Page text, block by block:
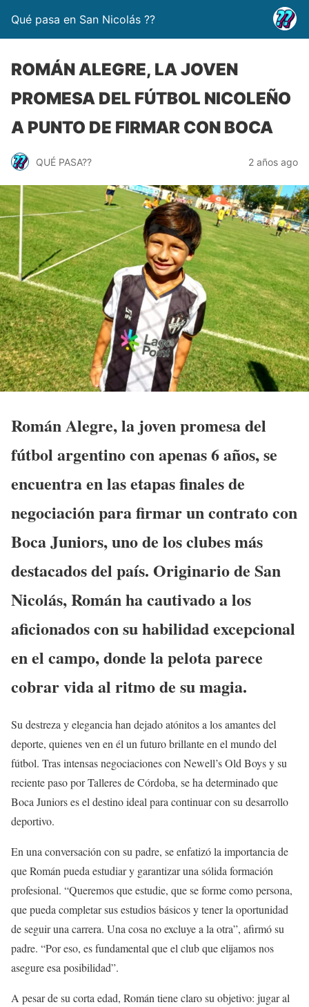
Qué pasa en San Nicolás ??
ROMÁN ALEGRE, LA JOVEN
PROMESA DEL FÚTBOL NICOLEÑO
A PUNTO DE FIRMAR CON BOCA
QUÉ PASA?? 2 años ago
Román Alegre, la joven promesa del
fútbol argentino con apenas 6 años, se
encuentra en las etapas finales de
negociación para firmar un contrato con
Boca Juniors, uno de los clubes más
destacados del país. Originario de San
Nicolás, Román ha cautivado a los
aficionados con su habilidad excepcional
en el campo, donde la pelota parece
cobrar vida al ritmo de su magia.
Su destreza y elegancia han dejado atónitos a los amantes del
deporte, quienes ven en él un futuro brillante en el mundo del
fútbol. Tras intensas negociaciones con Newell’s Old Boys y su
reciente paso por Talleres de Córdoba, se ha determinado que
Boca Juniors es el destino ideal para continuar con su desarrollo
deportivo.
En una conversación con su padre, se enfatizó la importancia de
que Román pueda estudiar y garantizar una sólida formación
profesional. “Queremos que estudie, que se forme como persona,
que pueda completar sus estudios básicos y tener la oportunidad
de seguir una carrera. Una cosa no excluye a la otra”, afirmó su
padre. “Por eso, es fundamental que el club que elijamos nos
asegure esa posibilidad”.
A pesar de su corta edad, Román tiene claro su objetivo: jugar al